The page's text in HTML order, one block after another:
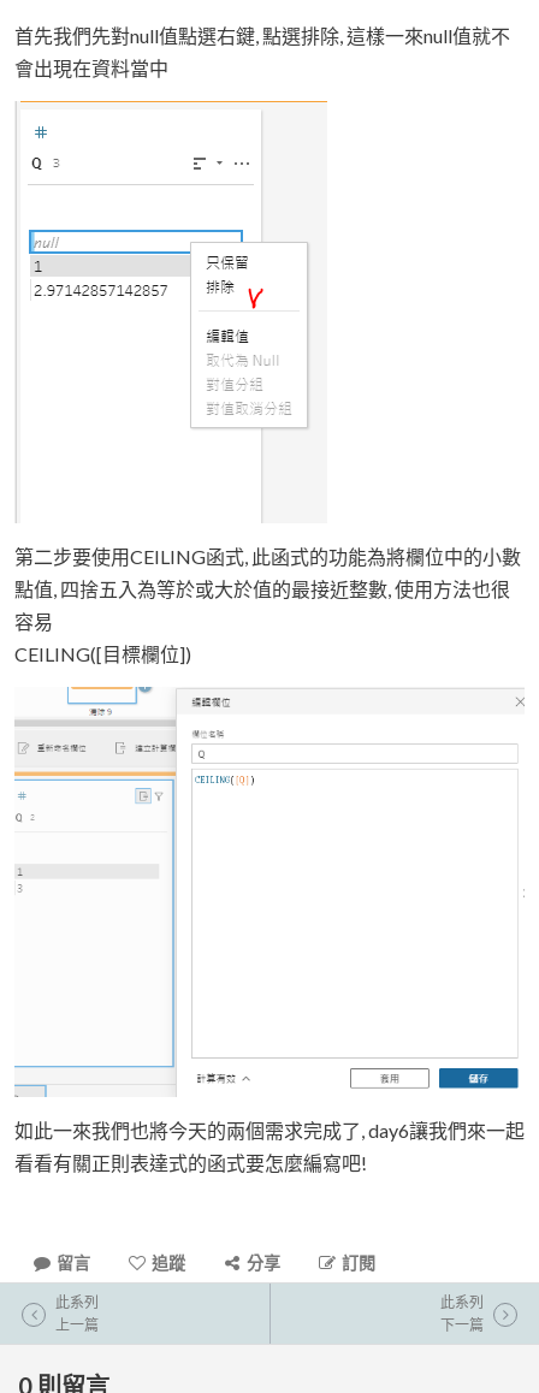
首先我們先對null值點選右鍵, 點選排除, 這樣一來null值就不
會出現在資料當中
第二步要使用CEILING函式, 此函式的功能為將欄位中的小數
點值, 四捨五入為等於或大於值的最接近整數, 使用方法也很
容易
CEILING([目標欄位])
如此一來我們也將今天的兩個需求完成了, day6讓我們來一起
看看有關正則表達式的函式要怎麼編寫吧!
留言 追蹤 分享 訂閱
此系列
上一篇
此系列
下一篇
0 則留言